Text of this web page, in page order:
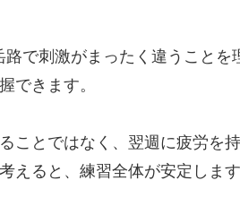
で刺激がまったく違うことを
できます。
ことではなく、翌週に疲労を
えると、練習全体が安定します